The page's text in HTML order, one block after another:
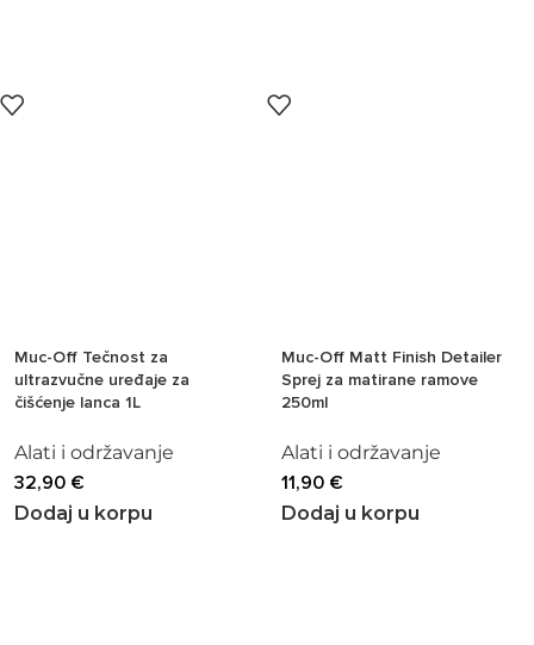
Muc-Off Tečnost za
ultrazvučne uređaje za
čišćenje lanca 1L
Alati i održavanje
32,90 €
Dodaj u korpu
Muc-Off Matt Finish Detailer
Sprej za matirane ramove
250ml
Alati i održavanje
11,90 €
Dodaj u korpu